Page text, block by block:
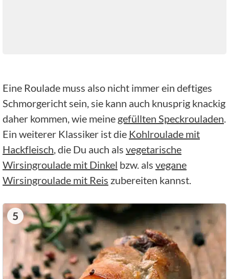
Eine Roulade muss also nicht immer ein deftiges
Schmorgericht sein, sie kann auch knusprig knackig
daher kommen, wie meine gefüllten Speckrouladen.
Ein weiterer Klassiker ist die Kohlroulade mit
Hackfleisch, die Du auch als vegetarische
Wirsingroulade mit Dinkel bzw. als vegane
Wirsingroulade mit Reis zubereiten kannst.
5